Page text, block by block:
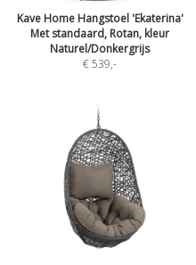
Kave Home Hangstoel 'Ekaterina'
Met standaard, Rotan, kleur
Naturel/Donkergrijs
€ 539,-